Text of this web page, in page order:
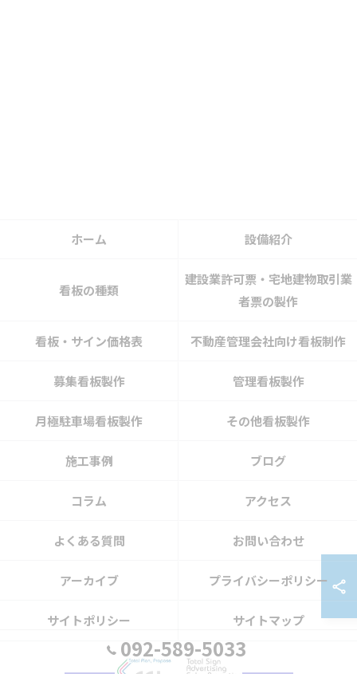
092-589-5033
ホーム 設備紹介
看板の種類
建設業許可票・宅地建物取引業
者票の製作
看板・サイン価格表 不動産管理会社向け看板制作
募集看板製作 管理看板製作
月極駐車場看板製作 その他看板製作
施工事例 ブログ
コラム アクセス
よくある質問 お問い合わせ
アーカイブ プライバシーポリシー
サイトポリシー サイトマップ